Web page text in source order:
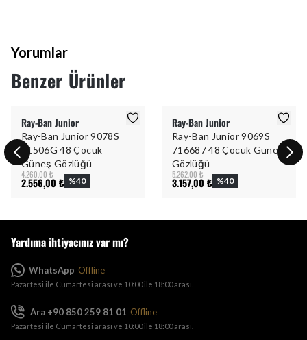
Yorumlar
Benzer Ürünler
Ray-Ban Junior
Ray-Ban Junior 9078S
71506G 48 Çocuk
Güneş Gözlüğü
4.260,00 ₺
2.556,00 ₺ %40
Ray-Ban Junior
Ray-Ban Junior 9069S
716687 48 Çocuk Güneş
Gözlüğü
5.262,00 ₺
3.157,00 ₺ %40
Yardıma ihtiyacınız var mı?
WhatsApp Offline
Pazartesi ile Cumartesi arası ve 10:00 ile 18:00 arası.
Ara +90 850 259 81 01 Offline
Pazartesi ile Cumartesi arası ve 10:00 ile 18:00 arası.